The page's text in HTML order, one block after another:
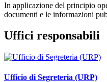
In applicazione del principio
documenti e le informazioni
Uffici responsabili
Ufficio di Segreteria (URP)